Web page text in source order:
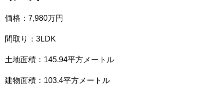
価格：7,980万円
間取り：3LDK
土地面積：145.94平方メートル
建物面積：103.4平方メートル